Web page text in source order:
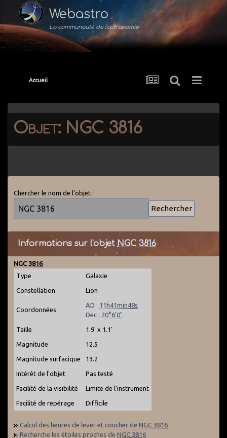
Webastro
La communauté de l'astronomie
Accueil
Objet: NGC 3816
Chercher le nom de l'objet :
Informations sur l'objet NGC 3816
NGC 3816
Type
Galaxie
Constellation Lion
Coordonnées
AD : 11h41min48s
Dec : 20°6'0"
Taille 1.9' x 1.1'
Magnitude 12.5
Magnitude surfacique 13.2
Intérêt de l'objet Pas testé
Facilité de la visibilité Limite de l'instrument
Facilité de repérage Difficile
Calcul des heures de lever et coucher de NGC 3816
Recherche les étoiles proches de NGC 3816